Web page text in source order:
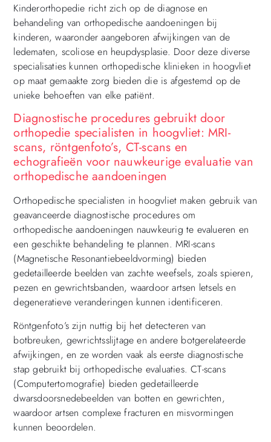
Kinderorthopedie richt zich op de diagnose en
behandeling van orthopedische aandoeningen bij
kinderen, waaronder aangeboren afwijkingen van de
ledematen, scoliose en heupdysplasie. Door deze diverse
specialisaties kunnen orthopedische klinieken in hoogvliet
op maat gemaakte zorg bieden die is afgestemd op de
unieke behoeften van elke patiënt.
Diagnostische procedures gebruikt door
orthopedie specialisten in hoogvliet: MRI-
scans, röntgenfoto’s, CT-scans en
echografieën voor nauwkeurige evaluatie van
orthopedische aandoeningen
Orthopedische specialisten in hoogvliet maken gebruik van
geavanceerde diagnostische procedures om
orthopedische aandoeningen nauwkeurig te evalueren en
een geschikte behandeling te plannen. MRI-scans
(Magnetische Resonantiebeeldvorming) bieden
gedetailleerde beelden van zachte weefsels, zoals spieren,
pezen en gewrichtsbanden, waardoor artsen letsels en
degeneratieve veranderingen kunnen identificeren.
Röntgenfoto’s zijn nuttig bij het detecteren van
botbreuken, gewrichtsslijtage en andere botgerelateerde
afwijkingen, en ze worden vaak als eerste diagnostische
stap gebruikt bij orthopedische evaluaties. CT-scans
(Computertomografie) bieden gedetailleerde
dwarsdoorsnedebeelden van botten en gewrichten,
waardoor artsen complexe fracturen en misvormingen
kunnen beoordelen.